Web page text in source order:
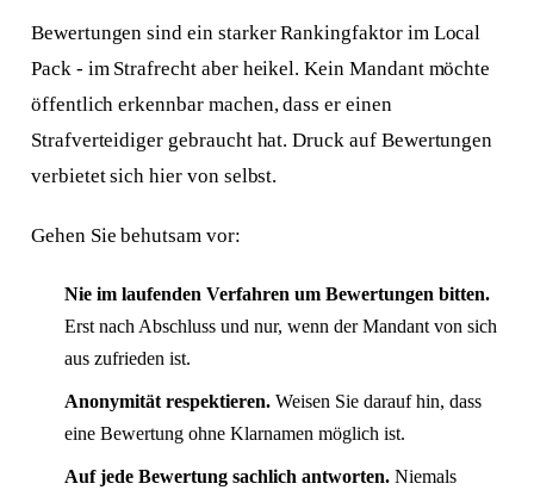
Bewertungen sind ein starker Rankingfaktor im Local
Pack - im Strafrecht aber heikel. Kein Mandant möchte
öffentlich erkennbar machen, dass er einen
Strafverteidiger gebraucht hat. Druck auf Bewertungen
verbietet sich hier von selbst.
Gehen Sie behutsam vor:
Nie im laufenden Verfahren um Bewertungen bitten.
Erst nach Abschluss und nur, wenn der Mandant von sich
aus zufrieden ist.
Anonymität respektieren.Weisen Sie darauf hin, dass
eine Bewertung ohne Klarnamen möglich ist.
Auf jede Bewertung sachlich antworten.Niemals